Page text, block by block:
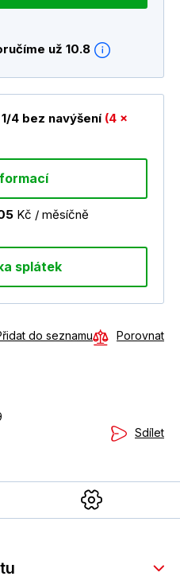
už 10.8
1/4 bez navýšení (4 x
Kč / měsíčně
splátek
do seznamu Porovnat
Sdílet